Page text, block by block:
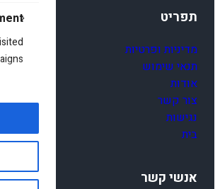
תפריט
מדיניות ופרטיות
תנאי שימוש
אודות
צור קשר
נגישות
בית
אנשי קשר